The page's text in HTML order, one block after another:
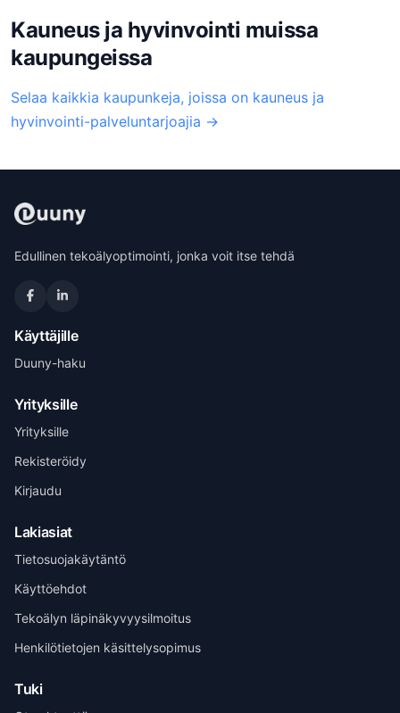
Kauneus ja hyvinvointi muissa
kaupungeissa
Selaa kaikkia kaupunkeja, joissa on kauneus ja
hyvinvointi-palveluntarjoajia →
Edullinen tekoälyoptimointi, jonka voit itse tehdä
Käyttäjille
Duuny-haku
Yrityksille
Yrityksille
Rekisteröidy
Kirjaudu
Lakiasiat
Tietosuojakäytäntö
Käyttöehdot
Tekoälyn läpinäkyvyysilmoitus
Henkilötietojen käsittelysopimus
Tuki
Henri Vuolle
Yhteisperustaja, Duuny